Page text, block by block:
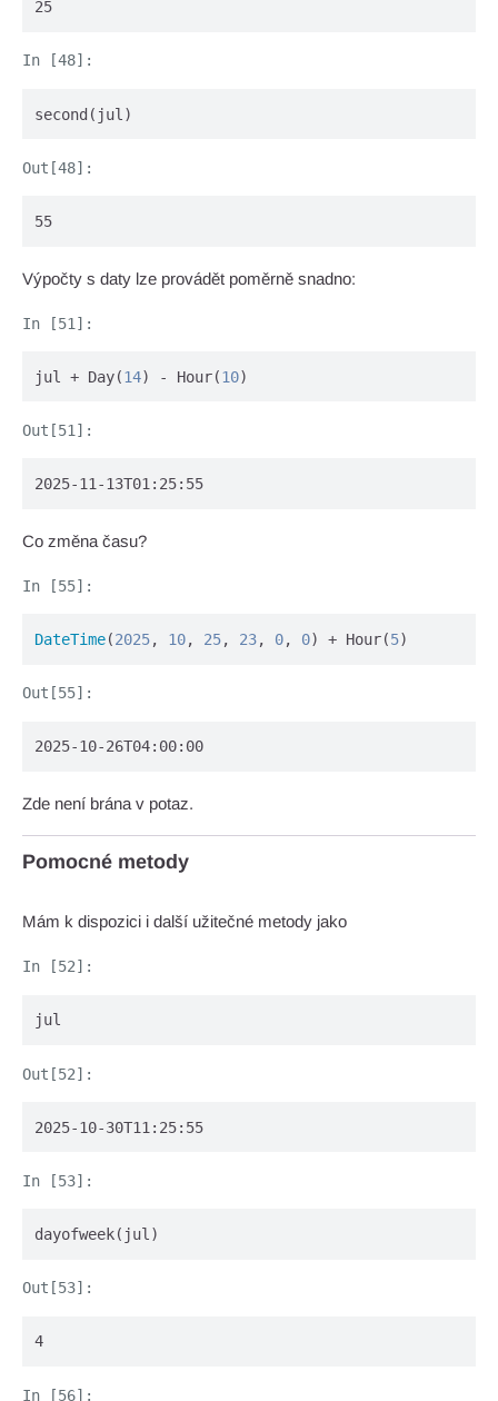
25
second(jul)
55
Výpočty s daty lze provádět poměrně snadno:
jul + Day(14) - Hour(10)
2025-11-13T01:25:55
Co změna času?
DateTime(2025, 10, 25, 23, 0, 0) + Hour(5)
2025-10-26T04:00:00
Zde není brána v potaz.
Pomocné metody
Mám k dispozici i další užitečné metody jako
jul
2025-10-30T11:25:55
dayofweek(jul)
4